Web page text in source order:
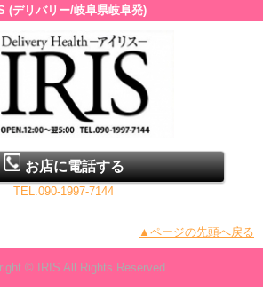
(デリバリー/岐阜県岐阜発)
お店に電話する
TEL.090-1997-7144
▲ページの先頭へ戻る
© IRIS All Rights Reserved.